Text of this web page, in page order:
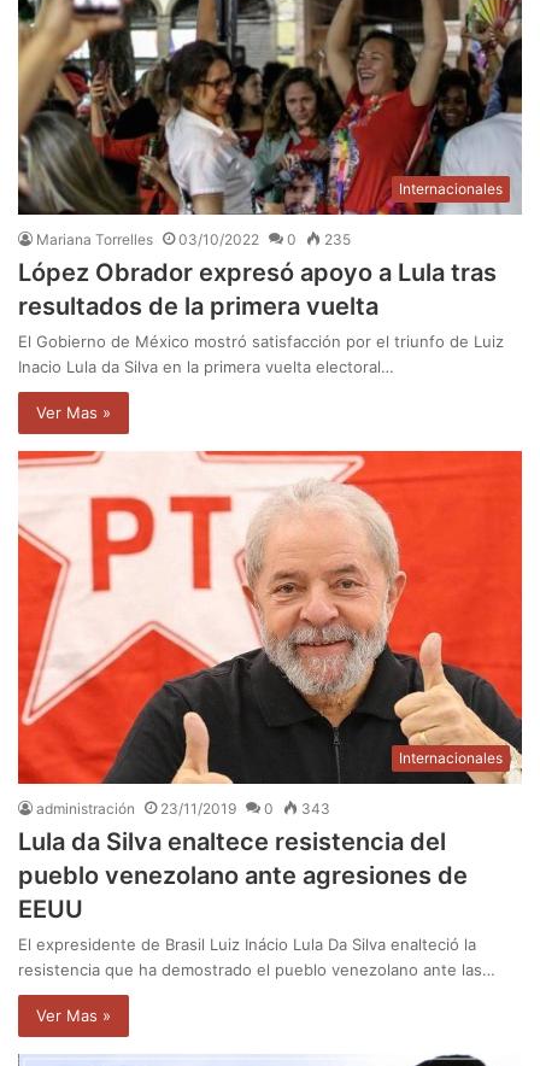
Internacionales
Mariana Torrelles 03/10/2022 0 235
López Obrador expresó apoyo a Lula tras
resultados de la primera vuelta
El Gobierno de México mostró satisfacción por el triunfo de Luiz
Inacio Lula da Silva en la primera vuelta electoral…
Ver Mas »
Internacionales
administración 23/11/2019 0 343
Lula da Silva enaltece resistencia del
pueblo venezolano ante agresiones de
EEUU
El expresidente de Brasil Luiz Inácio Lula Da Silva enalteció la
resistencia que ha demostrado el pueblo venezolano ante las…
Ver Mas »